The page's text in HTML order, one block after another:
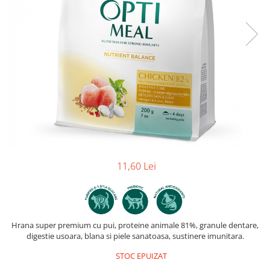
11,60 Lei
Hrana super premium cu pui, proteine animale 81%, granule dentare,
digestie usoara, blana si piele sanatoasa, sustinere imunitara.
STOC EPUIZAT